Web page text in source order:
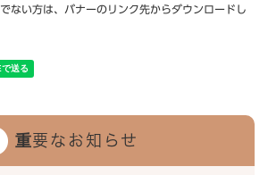
ない方は、バナーのリンク先からダウンロードし
重要なお知らせ